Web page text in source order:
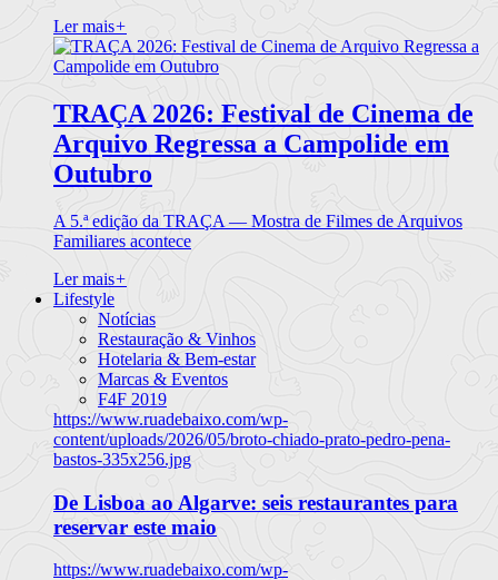
Ler mais+
TRAÇA 2026: Festival de Cinema de
Arquivo Regressa a Campolide em
Outubro
A 5.ª edição da TRAÇA — Mostra de Filmes de Arquivos
Familiares acontece
Ler mais+
Lifestyle
Notícias
Restauração & Vinhos
Hotelaria & Bem-estar
Marcas & Eventos
F4F 2019
https://www.ruadebaixo.com/wp-
content/uploads/2026/05/broto-chiado-prato-pedro-pena-
bastos-335x256.jpg
De Lisboa ao Algarve: seis restaurantes para
reservar este maio
https://www.ruadebaixo.com/wp-